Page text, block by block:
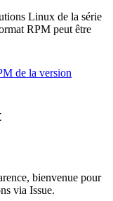
Linux de la série
RPM peut être
de la version
bienvenue pour
via Issue.